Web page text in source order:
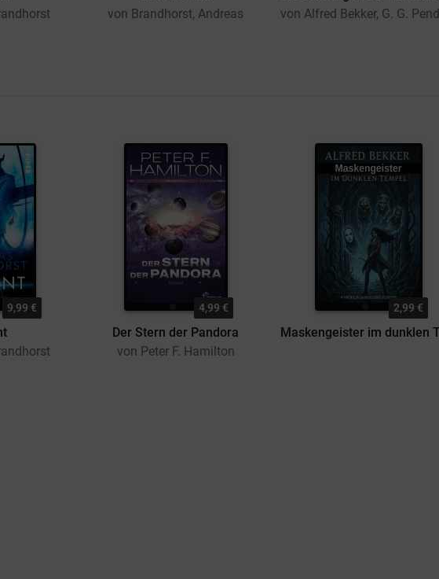
von Brandhorst, Andreas
9,99 € 4,99 €
Der Stern der Pandora
von Peter F. Hamilton
2,99 €